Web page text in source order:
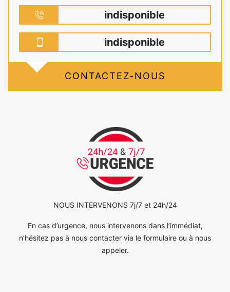
indisponible
indisponible
CONTACTEZ-NOUS
NOUS INTERVENONS 7j/7 et 24h/24
En cas d’urgence, nous intervenons dans l’immédiat,
n’hésitez pas à nous contacter via le formulaire ou à nous
appeler.